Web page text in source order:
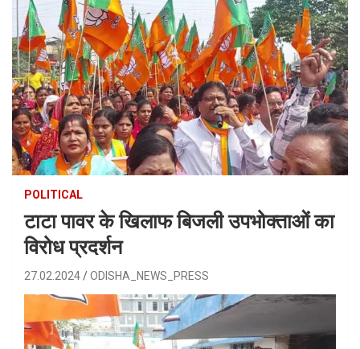
POLITICAL
टाटा पावर के खिलाफ बिजली उपभोक्ताओं का
विरोध प्रदर्शन
27.02.2024 ODISHA_NEWS_PRESS